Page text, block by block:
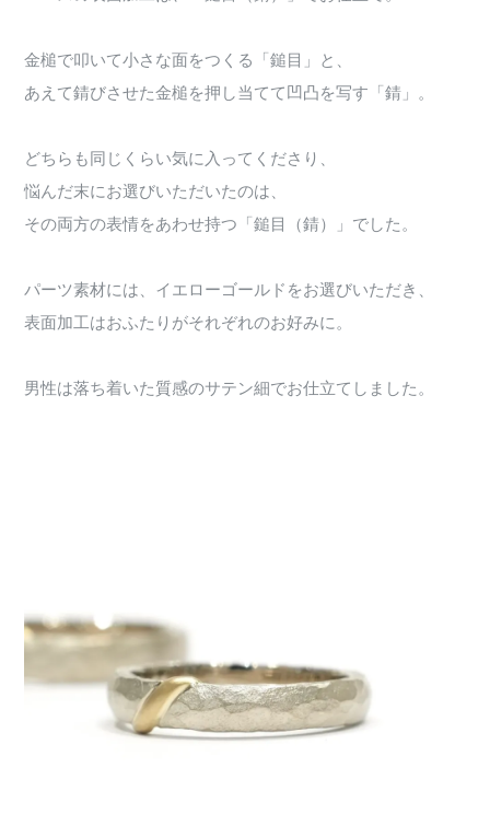
金槌で叩いて小さな面をつくる「鎚目」と、
あえて錆びさせた金槌を押し当てて凹凸を写す「錆」。
どちらも同じくらい気に入ってくださり、
悩んだ末にお選びいただいたのは、
その両方の表情をあわせ持つ「鎚目（錆）」でした。
パーツ素材には、イエローゴールドをお選びいただき、
表面加工はおふたりがそれぞれのお好みに。
男性は落ち着いた質感のサテン細でお仕立てしました。